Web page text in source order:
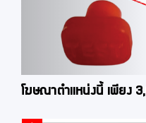
โฆษณาตำแหน่งนี้ เพียง